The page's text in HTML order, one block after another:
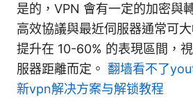
是的，VPN 會有一定的加密與
高效協議與最近伺服器通常可
提升在 10-60% 的表現區間，
服器距離而定。 翻墙看不了
新vpn解决方案与解锁教程